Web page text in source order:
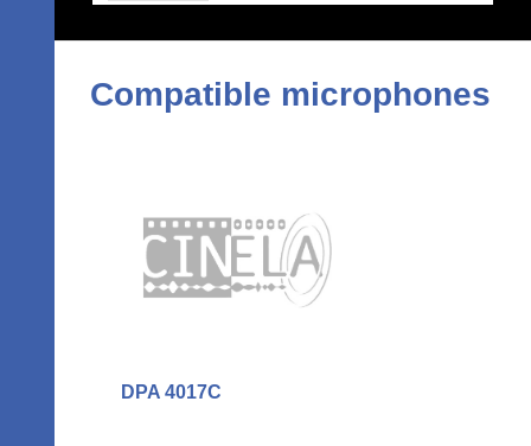
Compatible microphones
DPA 4017C